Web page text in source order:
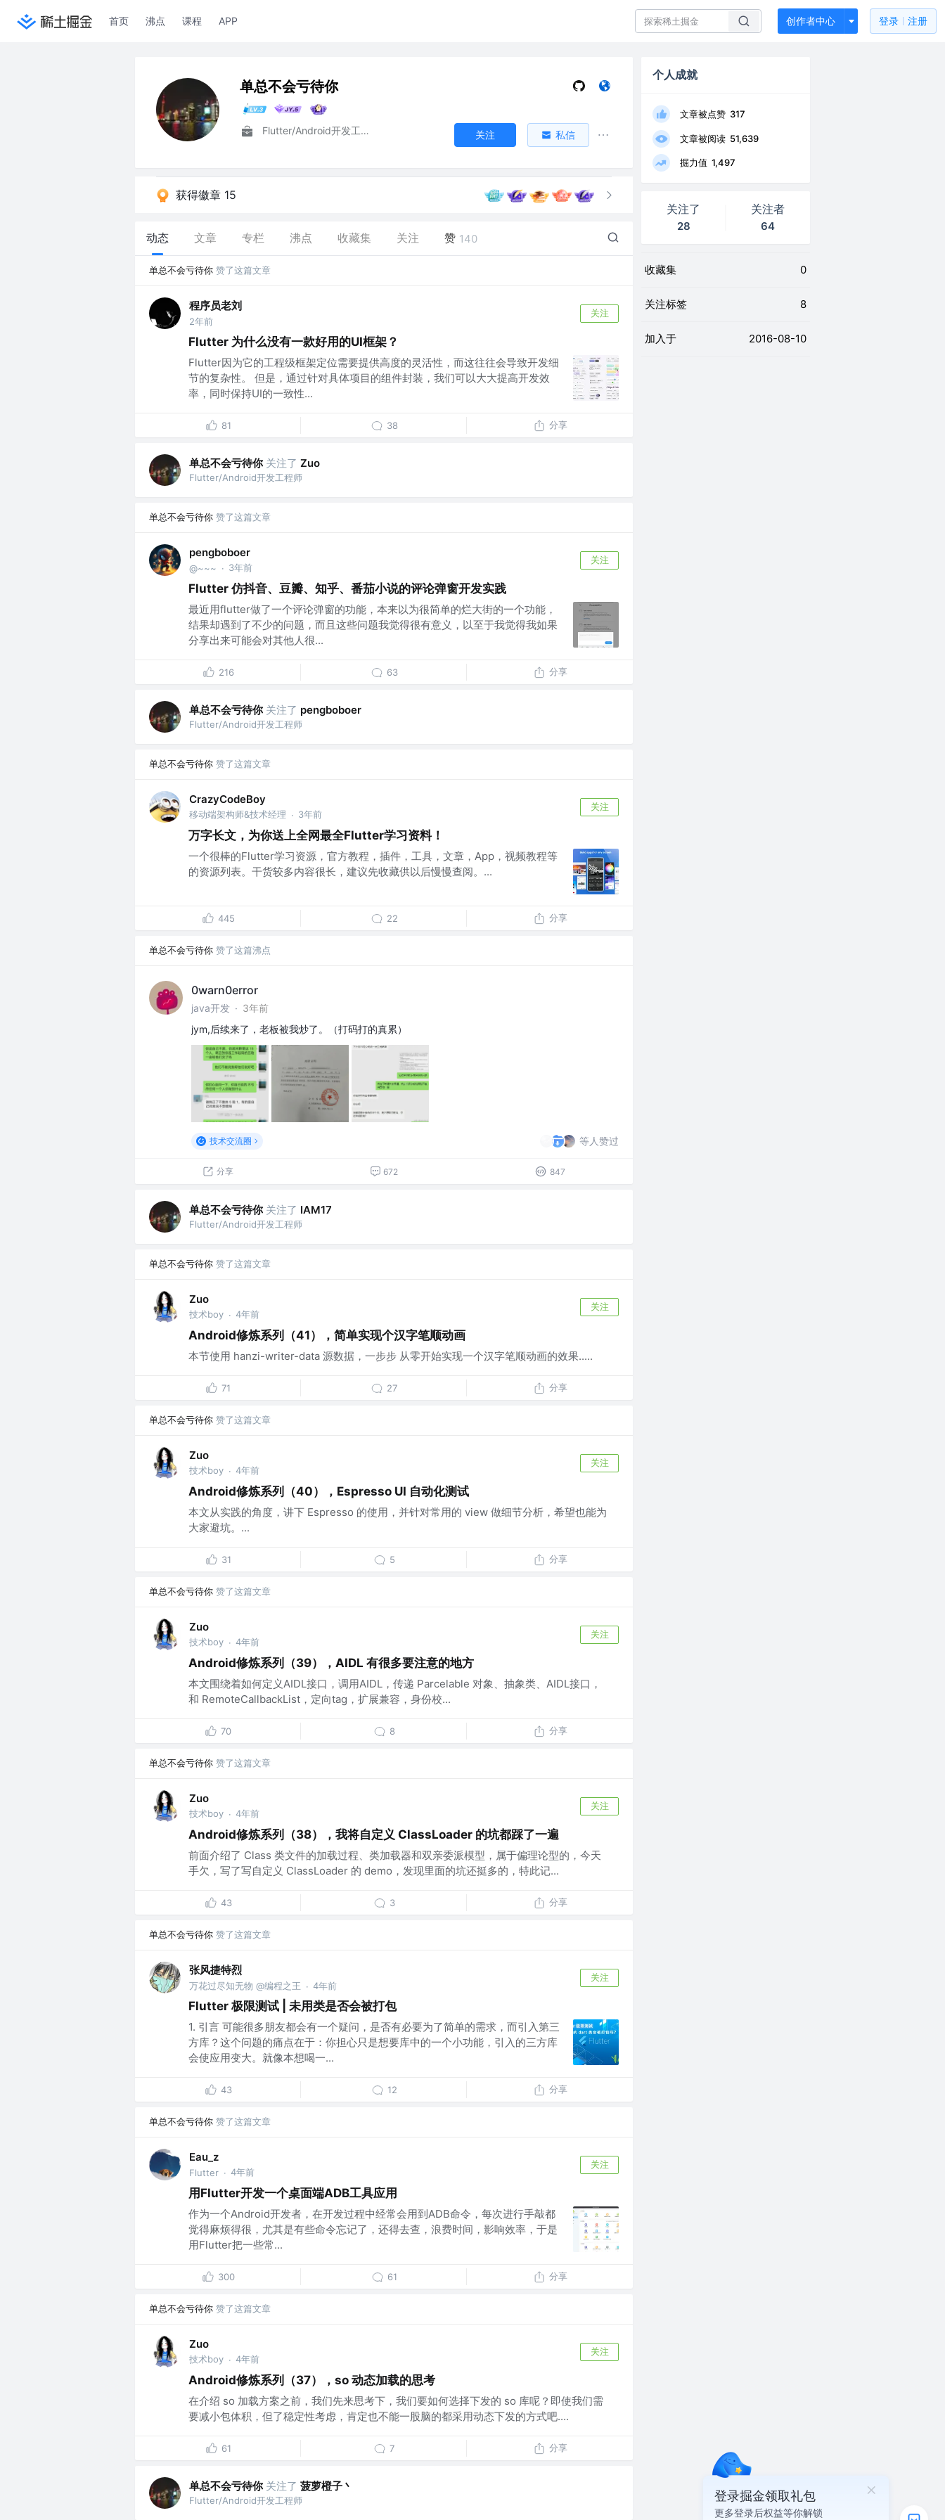
首页 沸点 课程 APP 创作者中心 登录 注册
单总不会亏待你
Flutter/Android开发工程师 关注 私信
获得徽章 15
动态 文章 专栏 沸点 收藏集 关注 赞 140
单总不会亏待你 赞了这篇文章
程序员老刘
2年前
关注
Flutter 为什么没有一款好用的UI框架？
Flutter因为它的工程级框架定位需要提供高度的灵活性，而这往往会导致开发细
节的复杂性。 但是，通过针对具体项目的组件封装，我们可以大大提高开发效
率，同时保持UI的一致性...
81 38 分享
单总不会亏待你 关注了 Zuo
Flutter/Android开发工程师
单总不会亏待你 赞了这篇文章
pengboboer
@~~~ · 3年前
关注
Flutter 仿抖音、豆瓣、知乎、番茄小说的评论弹窗开发实践
最近用flutter做了一个评论弹窗的功能，本来以为很简单的烂大街的一个功能，
结果却遇到了不少的问题，而且这些问题我觉得很有意义，以至于我觉得我如果
分享出来可能会对其他人很...
216 63 分享
单总不会亏待你 关注了 pengboboer
Flutter/Android开发工程师
单总不会亏待你 赞了这篇文章
CrazyCodeBoy
移动端架构师&技术经理 · 3年前
关注
万字长文，为你送上全网最全Flutter学习资料！
一个很棒的Flutter学习资源，官方教程，插件，工具，文章，App，视频教程等
的资源列表。干货较多内容很长，建议先收藏供以后慢慢查阅。...
445 22 分享
单总不会亏待你 赞了这篇沸点
0warn0error
java开发 · 3年前
jym,后续来了，老板被我炒了。（打码打的真累）
技术交流圈 等人赞过
分享 672 847
单总不会亏待你 关注了 IAM17
Flutter/Android开发工程师
单总不会亏待你 赞了这篇文章
Zuo
技术boy · 4年前
关注
Android修炼系列（41），简单实现个汉字笔顺动画
本节使用 hanzi-writer-data 源数据，一步步 从零开始实现一个汉字笔顺动画的效果.....
71 27 分享
单总不会亏待你 赞了这篇文章
Zuo
技术boy · 4年前
关注
Android修炼系列（40），Espresso UI 自动化测试
本文从实践的角度，讲下 Espresso 的使用，并针对常用的 view 做细节分析，希望也能为
大家避坑。...
31 5 分享
单总不会亏待你 赞了这篇文章
Zuo
技术boy · 4年前
关注
Android修炼系列（39），AIDL 有很多要注意的地方
本文围绕着如何定义AIDL接口，调用AIDL，传递 Parcelable 对象、抽象类、AIDL接口，
和 RemoteCallbackList，定向tag，扩展兼容，身份校...
70 8 分享
单总不会亏待你 赞了这篇文章
Zuo
技术boy · 4年前
关注
Android修炼系列（38），我将自定义 ClassLoader 的坑都踩了一遍
前面介绍了 Class 类文件的加载过程、类加载器和双亲委派模型，属于偏理论型的，今天
手欠，写了写自定义 ClassLoader 的 demo，发现里面的坑还挺多的，特此记...
43 3 分享
单总不会亏待你 赞了这篇文章
张风捷特烈
万花过尽知无物 @编程之王 · 4年前
关注
Flutter 极限测试 | 未用类是否会被打包
1. 引言 可能很多朋友都会有一个疑问，是否有必要为了简单的需求，而引入第三
方库？这个问题的痛点在于：你担心只是想要库中的一个小功能，引入的三方库
会使应用变大。就像本想喝一...
43 12 分享
单总不会亏待你 赞了这篇文章
Eau_z
Flutter · 4年前
关注
用Flutter开发一个桌面端ADB工具应用
作为一个Android开发者，在开发过程中经常会用到ADB命令，每次进行手敲都
觉得麻烦得很，尤其是有些命令忘记了，还得去查，浪费时间，影响效率，于是
用Flutter把一些常...
300 61 分享
单总不会亏待你 赞了这篇文章
Zuo
技术boy · 4年前
关注
Android修炼系列（37），so 动态加载的思考
在介绍 so 加载方案之前，我们先来思考下，我们要如何选择下发的 so 库呢？即使我们需
要减小包体积，但了稳定性考虑，肯定也不能一股脑的都采用动态下发的方式吧....
61 7 分享
单总不会亏待你 关注了 菠萝橙子丶
Flutter/Android开发工程师
个人成就
文章被点赞 317
文章被阅读 51,639
掘力值 1,497
关注了
28
关注者
64
收藏集 0
关注标签 8
加入于 2016-08-10
登录掘金领取礼包
更多登录后权益等你解锁